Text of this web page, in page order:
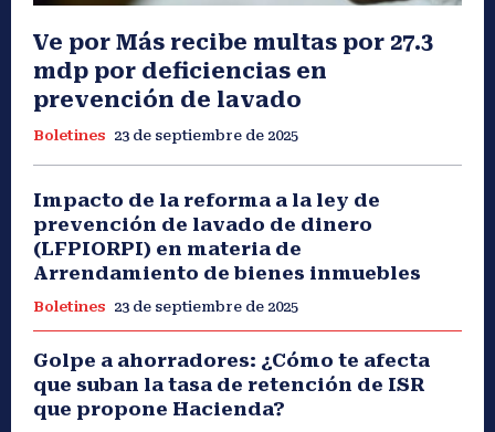
Ve por Más recibe multas por 27.3
mdp por deficiencias en
prevención de lavado
Boletines 23 de septiembre de 2025
Impacto de la reforma a la ley de
prevención de lavado de dinero
(LFPIORPI) en materia de
Arrendamiento de bienes inmuebles
Boletines 23 de septiembre de 2025
Golpe a ahorradores: ¿Cómo te afecta
que suban la tasa de retención de ISR
que propone Hacienda?